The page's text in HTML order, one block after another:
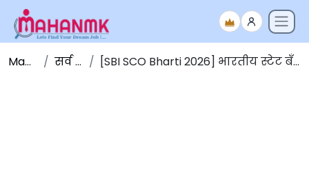
Maha NMK सर्व जाहिराती [SBI SCO Bharti 2026] भारतीय स्टेट बँकेत 35 जागांसाठी भरती 2026 [मुदतवाढ]